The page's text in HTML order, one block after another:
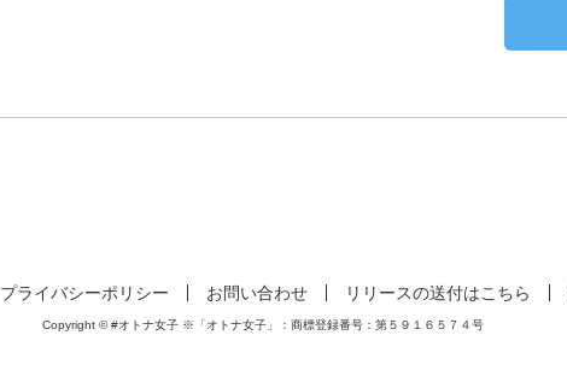
プライバシーポリシー お問い合わせ リリースの送付はこちら
Copyright © #オトナ女子 ※「オトナ女子」：商標登録番号：第５９１６５７４号